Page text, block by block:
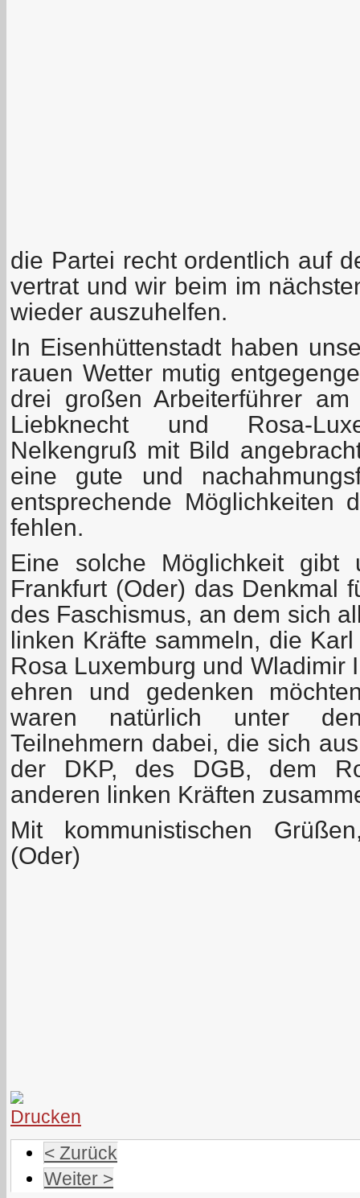
die Partei recht ordentlich auf
vertrat und wir beim im
wieder auszuhelfen.
In Eisenhüttenstadt haben
rauen Wetter mutig
drei großen Arbeiterführer
Liebknecht und Rosa-
Nelkengruß mit Bild
eine gute und
entsprechende Möglichkeiten
fehlen.
Eine solche Möglichkeit gibt
Frankfurt (Oder) das Denkmal
des Faschismus, an dem sich
linken Kräfte sammeln, die
Rosa Luxemburg und Wladimir
ehren und gedenken
waren natürlich unter
Teilnehmern dabei, die sich
der DKP, des DGB, dem
anderen linken Kräften
Mit kommunistischen
(Oder)
< Zurück
Weiter >